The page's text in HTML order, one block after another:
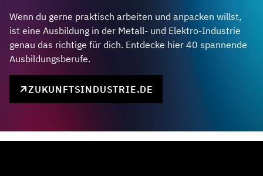
Wenn du gerne praktisch arbeiten und anpacken willst,
ist eine Ausbildung in der Metall- und Elektro-Industrie
genau das richtige für dich. Entdecke hier 40 spannende
Ausbildungsberufe.
ZUKUNFTSINDUSTRIE.DE